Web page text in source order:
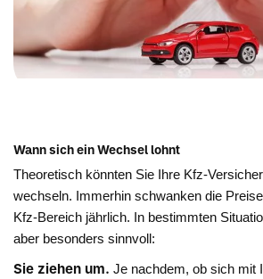
Wann sich ein Wechsel lohnt
Theoretisch könnten Sie Ihre Kfz-
wechseln. Immerhin schwanken die
Kfz-Bereich jährlich. In bestimmten
aber besonders sinnvoll:
Sie ziehen um. Je nachdem, ob sich mit